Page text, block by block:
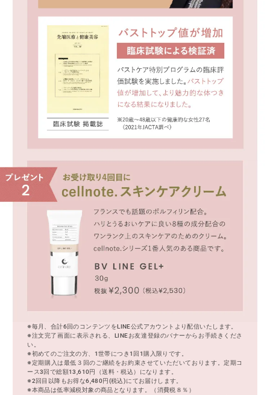
※毎月、合計6回のコンテンツをLINE公式アカウントより配信いたします。
※注文完了画面に表示される、LINEお友達登録のバナーからお手続きくださ
い。
※初めてのご注文の方、1世帯につき1回1購入限りです。
※定期購入は最低３回のご継続をお約束させていただいております。定期コ
ース3回で総額13,610円（送料・税込）になります。
※2回目以降もお得な6,480円(税込)にてお届けします。
※本商品は低率減税対象の商品となります。（消費税８％）